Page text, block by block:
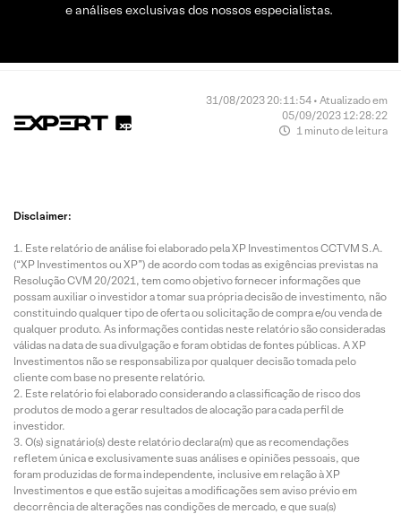
e análises exclusivas dos nossos especialistas.
31/08/2023 20:11:54 • Atualizado em
05/09/2023 12:28:22
1 minuto de leitura
Disclaimer:
Este relatório de análise foi elaborado pela XP Investimentos CCTVM S.A.
(“XP Investimentos ou XP”) de acordo com todas as exigências previstas na
Resolução CVM 20/2021, tem como objetivo fornecer informações que
possam auxiliar o investidor a tomar sua própria decisão de investimento, não
constituindo qualquer tipo de oferta ou solicitação de compra e/ou venda de
qualquer produto. As informações contidas neste relatório são consideradas
válidas na data de sua divulgação e foram obtidas de fontes públicas. A XP
Investimentos não se responsabiliza por qualquer decisão tomada pelo
cliente com base no presente relatório.
Este relatório foi elaborado considerando a classificação de risco dos
produtos de modo a gerar resultados de alocação para cada perfil de
investidor.
O(s) signatário(s) deste relatório declara(m) que as recomendações
refletem única e exclusivamente suas análises e opiniões pessoais, que
foram produzidas de forma independente, inclusive em relação à XP
Investimentos e que estão sujeitas a modificações sem aviso prévio em
decorrência de alterações nas condições de mercado, e que sua(s)